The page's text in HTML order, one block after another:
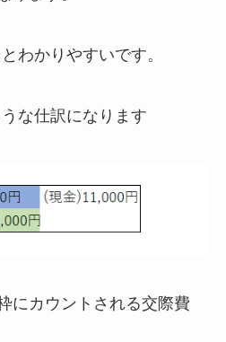
わかりやすいです。
な仕訳になります
にカウントされる交際費